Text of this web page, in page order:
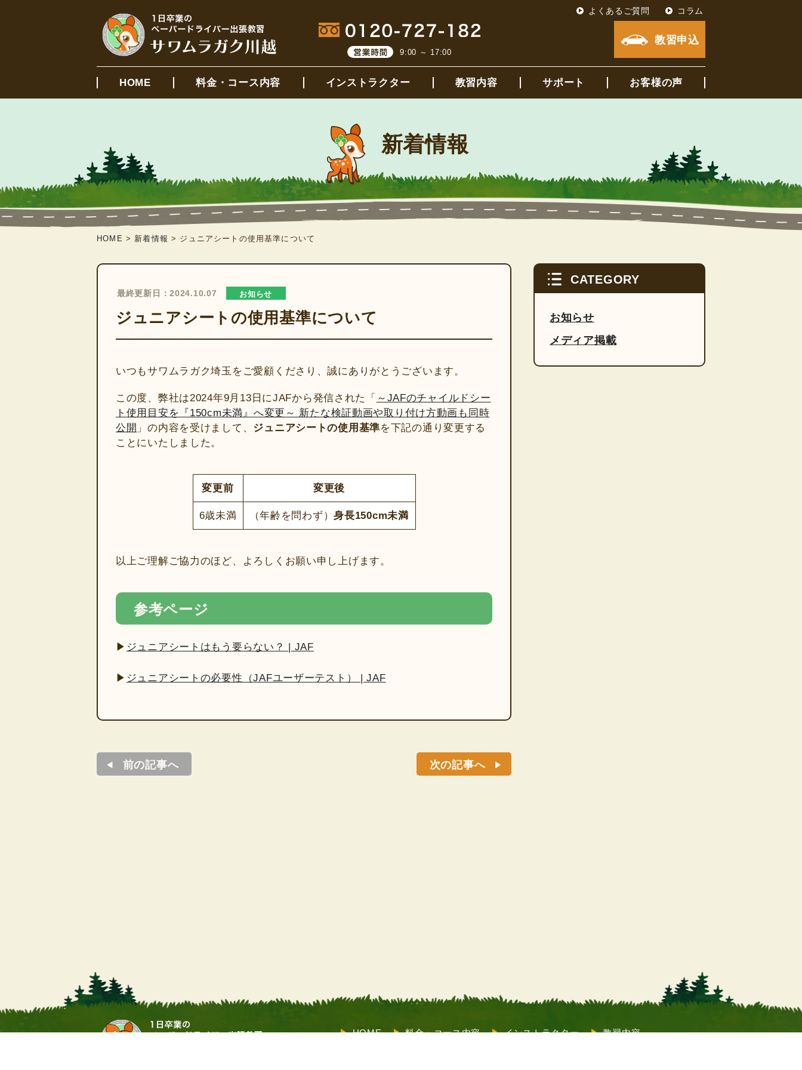
9:00 ～ 17:00
教習申込
よくあるご質問 コラム
HOME 料金・コース内容 インストラクター 教習内容 サポート お客様の声
新着情報
HOME > 新着情報 > ジュニアシートの使用基準について
ジュニアシートの使用基準について
最終更新日：2024.10.07 お知らせ
いつもサワムラガク埼玉をご愛顧くださり、誠にありがとうございます。
この度、弊社は2024年9月13日にJAFから発信された「 ～JAFのチャイルドシー
ト使用目安を『150cm未満』へ変更～ 新たな検証動画や取り付け方動画も同時
公開 」の内容を受けまして、 ジュニアシートの使用基準を下記の通り変更する
ことにいたしました。
変更前 変更後
6歳未満 （年齢を問わず）身長150cm未満
以上ご理解ご協力のほど、よろしくお願い申し上げます。
参考ページ
▶ ジュニアシートはもう要らない？ | JAF
▶ ジュニアシートの必要性（JAFユーザーテスト） | JAF
前の記事へ 次の記事へ
CATEGORY
お知らせ
メディア掲載
HOME 料金・コース内容 インストラクター 教習内容